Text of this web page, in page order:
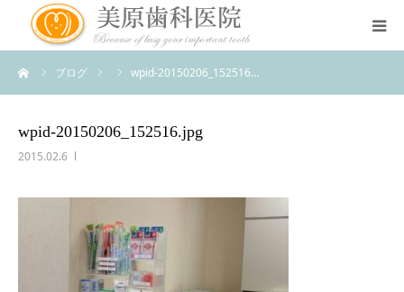
ブログ wpid-20150206_152516…
wpid-20150206_152516.jpg
2015.02.6
医院のコンセプト
診療案内
アクセス
スタッフ紹介